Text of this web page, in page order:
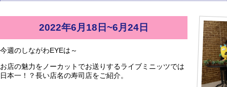
2022年6月18日~6月24日
今週のしながわEYEは～
お店の魅力をノーカットでお送りするライブミニッツでは
日本一！？長い店名の寿司店をご紹介。